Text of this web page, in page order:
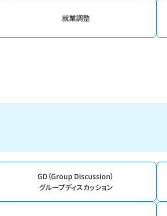
就業調整
GD（Group Discussion）
グループディスカッション